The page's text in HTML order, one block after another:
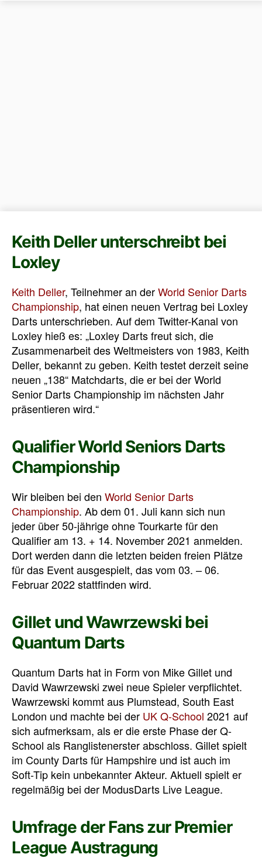
Keith Deller unterschreibt bei
Loxley
Keith Deller, Teilnehmer an derWorld Senior Darts
Championship, hat einen neuen Vertrag bei Loxley
Darts unterschrieben. Auf dem Twitter-Kanal von
Loxley hieß es: „Loxley Darts freut sich, die
Zusammenarbeit des Weltmeisters von 1983, Keith
Deller, bekannt zu geben. Keith testet derzeit seine
neuen „138“ Matchdarts, die er bei der World
Senior Darts Championship im nächsten Jahr
präsentieren wird.“
Qualifier World Seniors Darts
Championship
Wir bleiben bei den World Senior Darts
Championship. Ab dem 01. Juli kann sich nun
jeder über 50-jährige ohne Tourkarte für den
Qualifier am 13. + 14. November 2021 anmelden.
Dort werden dann die letzten beiden freien Plätze
für das Event ausgespielt, das vom 03. – 06.
Februar 2022 stattfinden wird.
Gillet und Wawrzewski bei
Quantum Darts
Quantum Darts hat in Form von Mike Gillet und
David Wawrzewski zwei neue Spieler verpflichtet.
Wawrzewski kommt aus Plumstead, South East
London und machte bei der UK Q-School 2021 auf
sich aufmerksam, als er die erste Phase der Q-
School als Ranglistenerster abschloss. Gillet spielt
im County Darts für Hampshire und ist auch im
Soft-Tip kein unbekannter Akteur. Aktuell spielt er
regelmäßig bei der ModusDarts Live League.
Umfrage der Fans zur Premier
League Austragung